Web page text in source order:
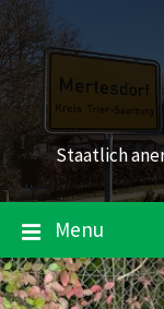
Skip
to
content
Skip
to
main
navigation
Skip
to
footer
Staatlich
Menu